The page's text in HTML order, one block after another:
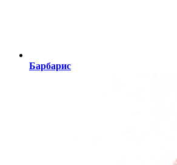
Барбарис